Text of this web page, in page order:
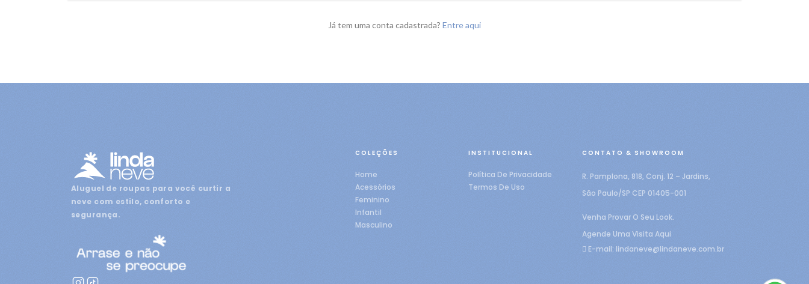
Já tem uma conta cadastrada? Entre aqui
Aluguel de roupas para você curtir a
neve com estilo, conforto e
segurança.
COLEÇÕES
Home
Acessórios
Feminino
Infantil
Masculino
INSTITUCIONAL
Política De Privacidade
Termos De Uso
CONTATO & SHOWROOM
R. Pamplona, 818, Conj. 12 – Jardins,
São Paulo/SP CEP 01405-001
Venha Provar O Seu Look.
Agende Uma Visita Aqui
E-mail: lindaneve@lindaneve.com.br